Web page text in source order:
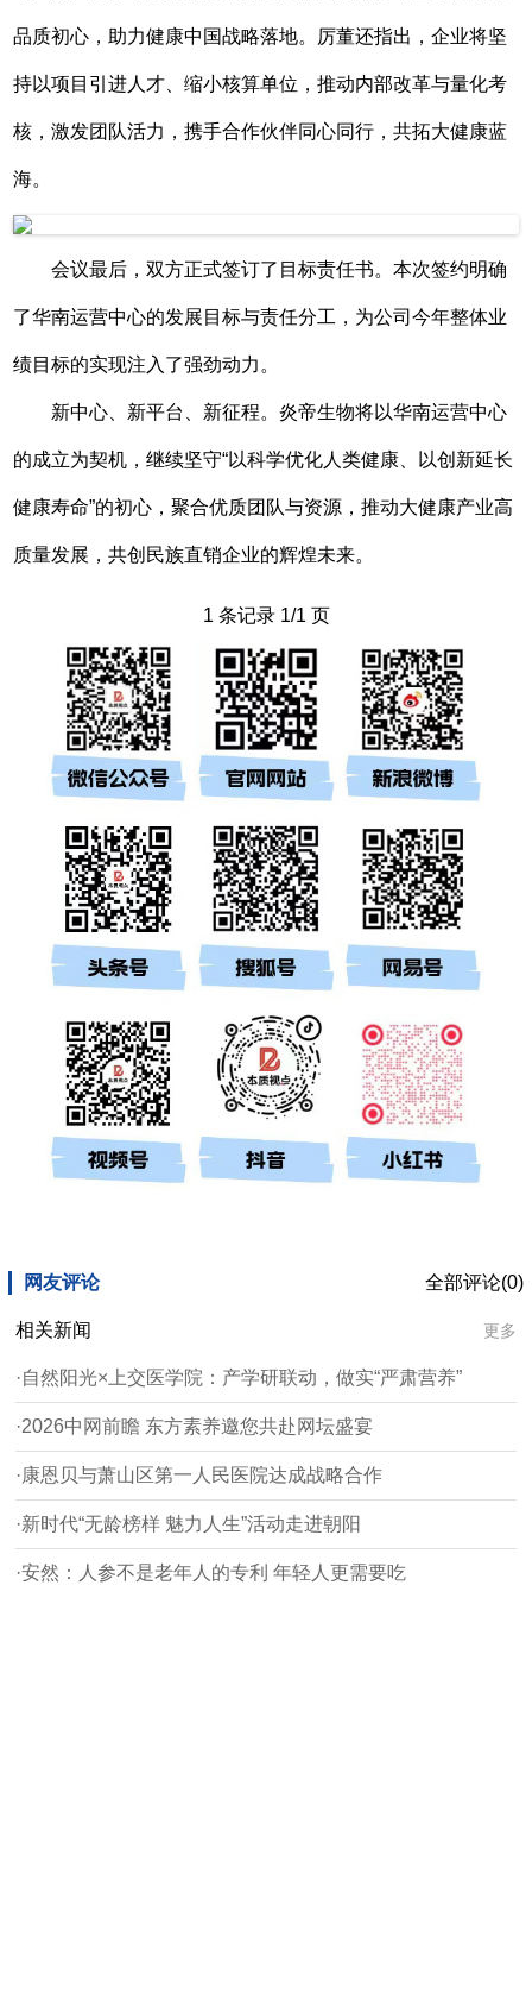
品质初心，助力健康中国战略落地。厉董还指出，企业将坚
持以项目引进人才、缩小核算单位，推动内部改革与量化考
核，激发团队活力，携手合作伙伴同心同行，共拓大健康蓝
海。
会议最后，双方正式签订了目标责任书。本次签约明确
了华南运营中心的发展目标与责任分工，为公司今年整体业
绩目标的实现注入了强劲动力。
新中心、新平台、新征程。炎帝生物将以华南运营中心
的成立为契机，继续坚守“以科学优化人类健康、以创新延长
健康寿命”的初心，聚合优质团队与资源，推动大健康产业高
质量发展，共创民族直销企业的辉煌未来。
1 条记录 1/1 页
网友评论 全部评论(0)
相关新闻 更多
·自然阳光×上交医学院：产学研联动，做实“严肃营养”
·2026中网前瞻 东方素养邀您共赴网坛盛宴
·康恩贝与萧山区第一人民医院达成战略合作
·新时代“无龄榜样 魅力人生”活动走进朝阳
·安然：人参不是老年人的专利 年轻人更需要吃